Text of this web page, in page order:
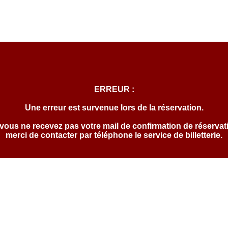
ERREUR :
Une erreur est survenue lors de la réservation.
ne recevez pas votre mail de confirmation de
merci de contacter par téléphone le service de billetterie.